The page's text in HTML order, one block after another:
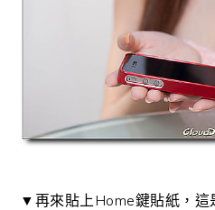
▼再來貼上Home鍵貼紙，這